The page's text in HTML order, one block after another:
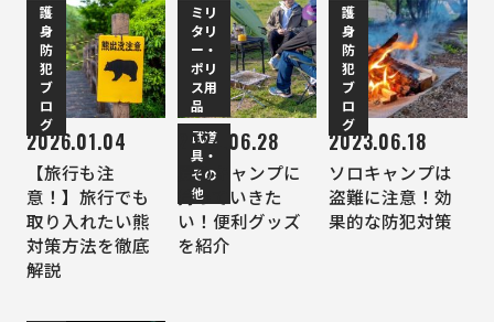
護
身
防
犯
ブ
ロ
グ
2026.01.04
【旅行も注
意！】旅行でも
取り入れたい熊
対策方法を徹底
解説
ミリ
タリ
ー・
ポリ
ス用
品
武道
具・
その
他
2024.06.28
夏のキャンプに
持っていきた
い！便利グッズ
を紹介
護
身
防
犯
ブ
ロ
グ
2023.06.18
ソロキャンプは
盗難に注意！効
果的な防犯対策